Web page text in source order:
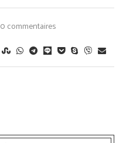
0 commentaires